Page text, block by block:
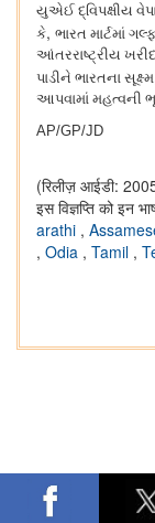
યુએઈ દ્વિપક્ષીય
કે, ભારત માર્ટમાં ગલ્ફ
આંતરરાષ્ટ્રીય
પાડીને ભારતના સૂક્ષ્મ
આપવામાં મહત્વની
AP/GP/JD
(रिलीज़ आईडी:
इस विज्ञप्ति को इन
arathi ,
, Odia , Tamil ,